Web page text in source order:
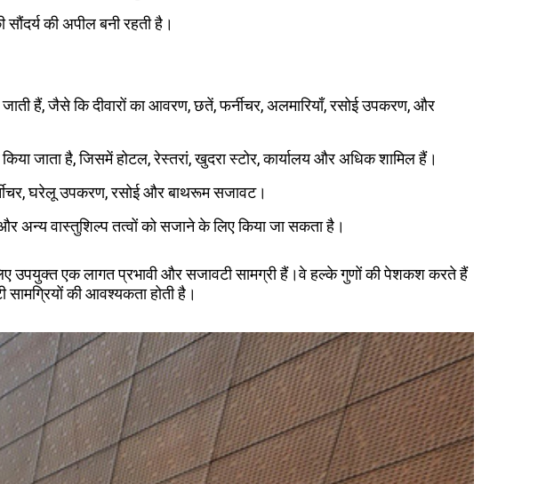
की अपील बनी रहती है।
हैं, जैसे कि दीवारों का आवरण, छतें, फर्नीचर, अलमारियाँ, रसोई उपकरण, और
जाता है, जिसमें होटल, रेस्तरां, खुदरा स्टोर, कार्यालय और अधिक शामिल हैं।
घरेलू उपकरण, रसोई और बाथरूम सजावट।
अन्य वास्तुशिल्प तत्वों को सजाने के लिए किया जा सकता है।
उपयुक्त एक लागत प्रभावी और सजावटी सामग्री हैं।वे हल्के गुणों की पेशकश करते हैं
की आवश्यकता होती है।